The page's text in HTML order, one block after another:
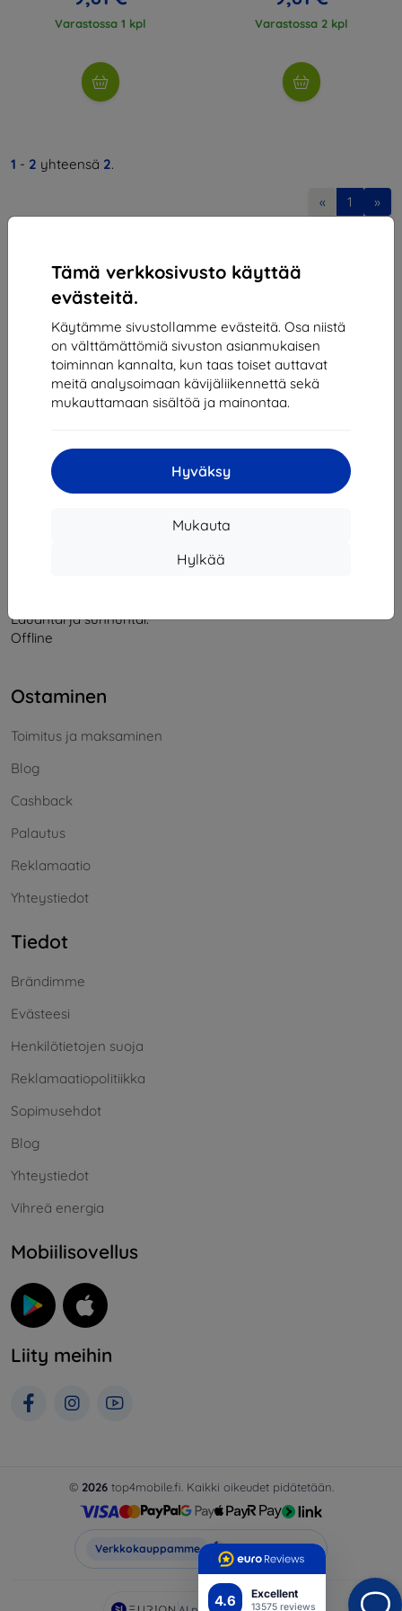
4.6 Excellent
13575 reviews
Tämä verkkosivusto käyttää
evästeitä.
Käytämme sivustollamme evästeitä. Osa niistä
on välttämättömiä sivuston asianmukaisen
toiminnan kannalta, kun taas toiset auttavat
meitä analysoimaan kävijäliikennettä sekä
mukauttamaan sisältöä ja mainontaa.
Hyväksy
Mukauta
Hylkää
Varastossa 1 kpl Varastossa 2 kpl
1 - 2 yhteensä 2.
« 1 »
Shield-SK s.r.o.
Y-tunnus:46701494
ALV-tunnus:SK2023549671
Yhteystiedot
info@top4mobile.eu
Maanantaista perjantaihin:
Lauantai ja sunnuntai:
Offline
Ostaminen
Toimitus ja maksaminen
Blog
Cashback
Palautus
Reklamaatio
Yhteystiedot
Tiedot
Brändimme
Evästeesi
Henkilötietojen suoja
Reklamaatiopolitiikka
Sopimusehdot
Blog
Yhteystiedot
Vihreä energia
Mobiilisovellus
Liity meihin
© 2026top4mobile.fi. Kaikki oikeudet pidätetään.
Verkkokauppamme Top4Mobile.fi